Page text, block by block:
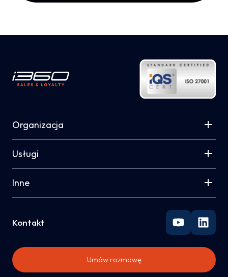
Organizacja
Usługi
Inne
Kontakt
Umów rozmowę